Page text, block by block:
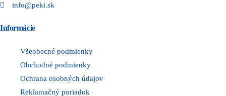
info@peki.sk
Informácie
Všeobecné podmienky
Obchodné podmienky
Ochrana osobných údajov
Reklamačný poriadok